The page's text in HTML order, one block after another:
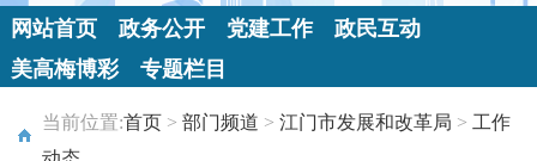
网站首页 政务公开 党建工作
政民互动
美高梅博彩
专题栏目
当前位置:首页 > 部门频道 > 江门市发展和改革局 > 工作